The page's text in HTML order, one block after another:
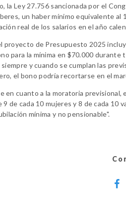
la Ley 27.756 sancionada por el
un haber mínimo equivalente
real de los salarios en el año
proyecto de Presupuesto 2025
para la mínima en $70.000
y cuando se cumplan las
el bono podría recortarse en el
en cuanto a la moratoria
de cada 10 mujeres y 8 de cada
mínima y no pensionable".